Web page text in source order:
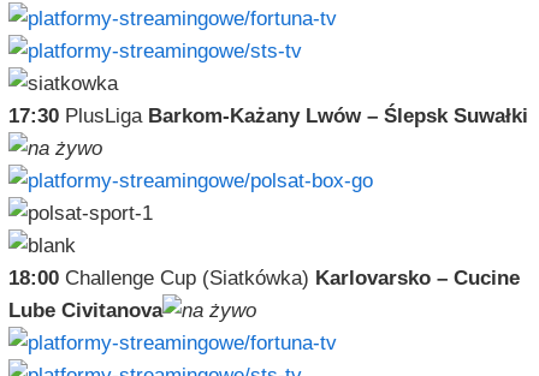
17:30PlusLiga Barkom-Każany Lwów – Ślepsk Suwałki
18:00Challenge Cup (Siatkówka) Karlovarsko – Cucine
Lube Civitanova